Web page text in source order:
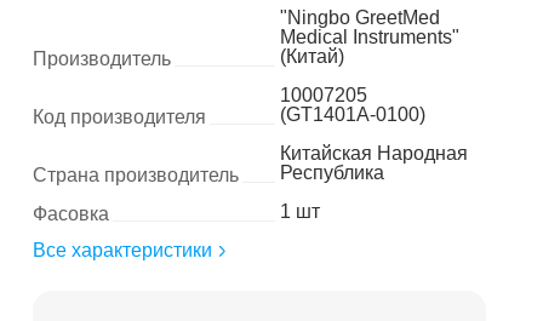
Производитель
"Ningbo GreetMed
Medical Instruments"
(Китай)
Код производителя
10007205
(GT1401А-0100)
Страна производитель
Китайская Народная
Республика
Фасовка
1 шт
Все характеристики